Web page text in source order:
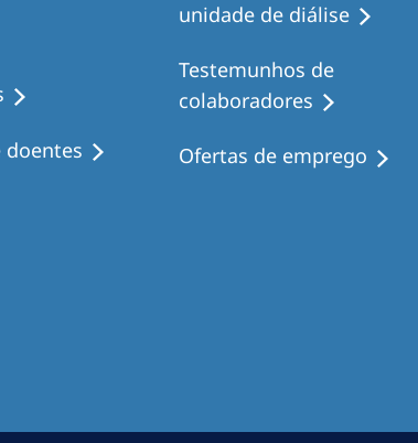
doentes
unidade de diálise
Testemunhos de
colaboradores
Ofertas de emprego